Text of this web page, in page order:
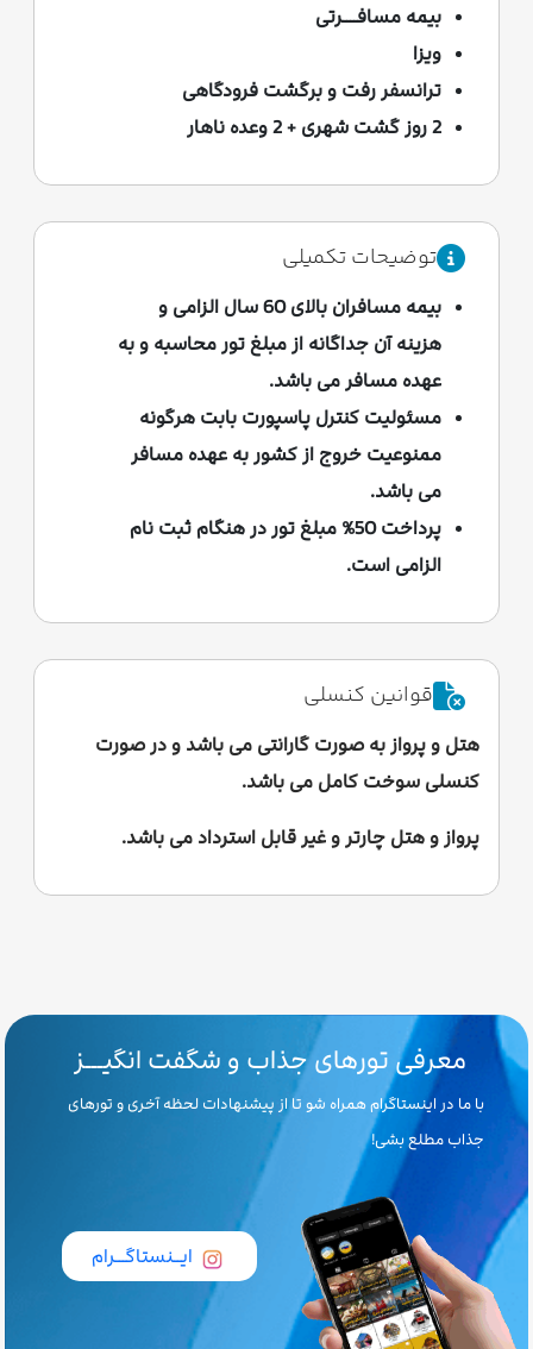
بیمه مسافــــرتی
ویزا
ترانسفر رفت و برگشت فرودگاهی
2 روز گشت شهری + 2 وعده ناهار
توضیحات تکمیلی
بیمه مسافران بالای 60 سال الزامی و
هزینه آن جداگانه از مبلغ تور محاسبه و به
عهده مسافر می باشد.
مسئولیت کنترل پاسپورت بابت هرگونه
ممنوعیت خروج از کشور به عهده مسافر
می باشد.
پرداخت 50% مبلغ تور در هنگام ثبت نام
الزامی است.
قوانین کنسلی
هتل و پرواز به صورت گارانتی می باشد و در صورت
کنسلی سوخت کامل می باشد.
پرواز و هتل چارتر و غیر قابل استرداد می باشد.
معرفی تورهای جذاب و شگفت انگیـــز
با ما در اینستاگرام همراه شو تا از پیشنهادات لحظه آخری و تورهای
جذاب مطلع بشی!
ایــنستاگـــرام